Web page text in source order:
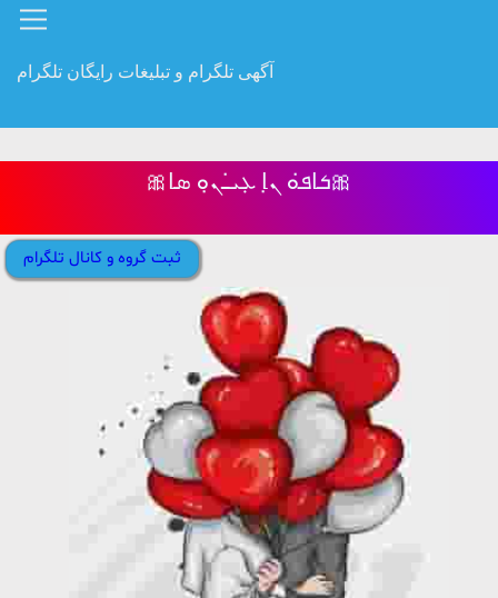
آگهی تلگرام و تبلیغات رایگان تلگرام
🎀ܭߊ‌ܦ̇ܘ ܢ̣ߊ ܥܼܝ̇ߺܢ̣ܘ ܣߊ🎀
ثبت گروه و کانال تلگرام